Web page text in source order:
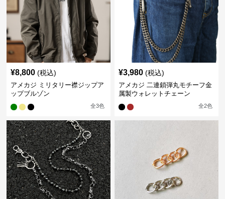
¥8,800 (税込)
アメカジ ミリタリー襟ジップア
ップブルゾン
全3色
¥3,980 (税込)
アメカジ 二連鎖弾丸モチーフ金
属製ウォレットチェーン
全2色